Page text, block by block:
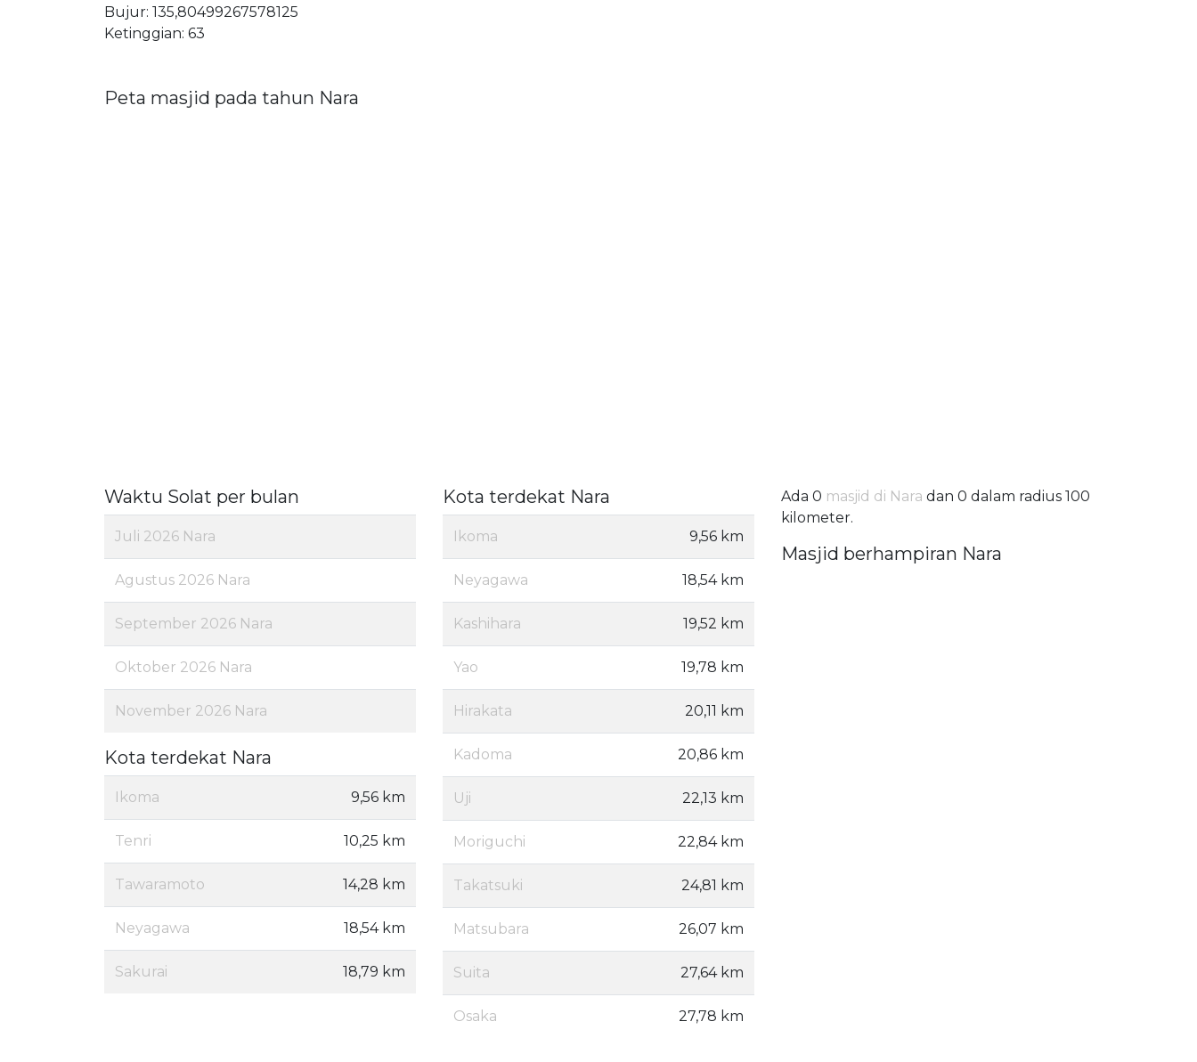
Bujur: 135,80499267578125
Ketinggian: 63
Peta masjid pada tahun Nara
Waktu Solat per bulan
Juli 2026 Nara
Agustus 2026 Nara
September 2026 Nara
Oktober 2026 Nara
November 2026 Nara
Kota terdekat Nara
Ikoma 9,56 km
Tenri 10,25 km
Tawaramoto 14,28 km
Neyagawa 18,54 km
Sakurai 18,79 km
Kota terdekat Nara
Ikoma 9,56 km
Neyagawa 18,54 km
Kashihara 19,52 km
Yao 19,78 km
Hirakata 20,11 km
Kadoma 20,86 km
Uji 22,13 km
Moriguchi 22,84 km
Takatsuki 24,81 km
Matsubara 26,07 km
Suita 27,64 km
Osaka 27,78 km
Ada 0 masjid di Nara dan 0 dalam radius 100
kilometer.
Masjid berhampiran Nara